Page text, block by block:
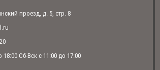
и образом Св. Николая Чудотворца
проезд, д. 5, стр. 8
18:00 Сб-Вск с 11:00 до 17:00